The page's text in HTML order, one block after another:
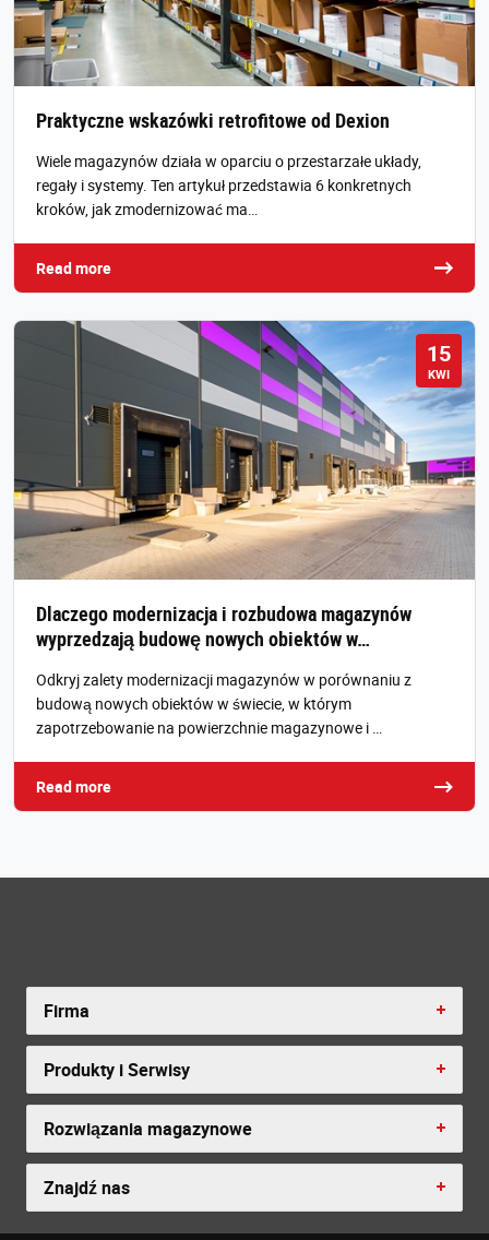
Praktyczne wskazówki retrofitowe od Dexion
Wiele magazynów działa w oparciu o przestarzałe układy,
regały i systemy. Ten artykuł przedstawia 6 konkretnych
kroków, jak zmodernizować ma…
Read more
15
KWI
Dlaczego modernizacja i rozbudowa magazynów
wyprzedzają budowę nowych obiektów w…
Odkryj zalety modernizacji magazynów w porównaniu z
budową nowych obiektów w świecie, w którym
zapotrzebowanie na powierzchnie magazynowe i …
Read more
Firma
Produkty i Serwisy
Rozwiązania magazynowe
Znajdź nas